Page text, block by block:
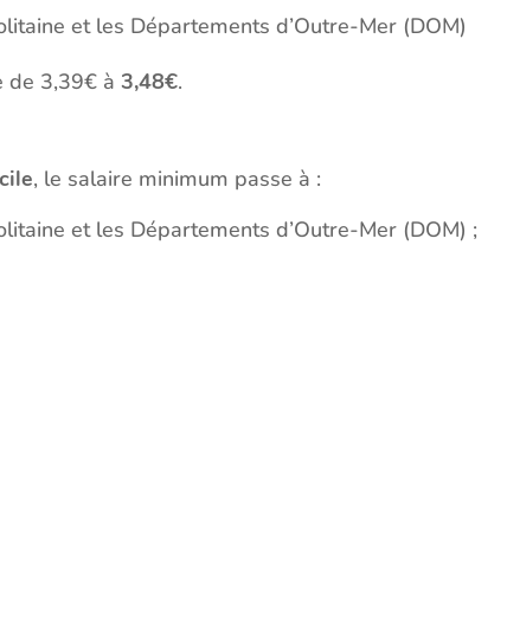
et les Départements d’Outre-Mer (DOM)
de 3,39€ à3,48€.
, le salaire minimum passe à :
et les Départements d’Outre-Mer (DOM) ;